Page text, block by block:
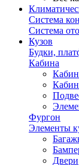
Система
Система
Кузов
Будки,
Кабина
Фургон
Элементы
Двери